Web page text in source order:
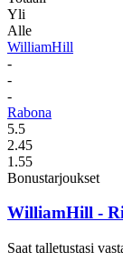
Yli
Alle
WilliamHill
-
-
-
Rabona
5.5
2.45
1.55
Bonustarjoukset
WilliamHill -
Saat talletustasi